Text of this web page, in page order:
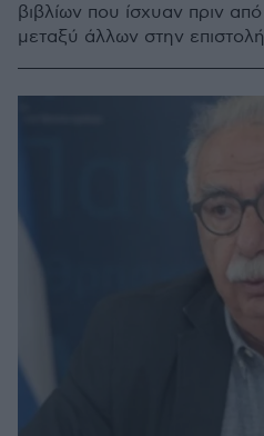
βιβλίων που ίσχυαν πριν από
μεταξύ άλλων στην επιστολή